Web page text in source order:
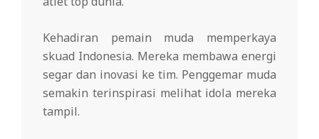
Kehadiran pemain muda memperkaya
skuad Indonesia. Mereka membawa energi
segar dan inovasi ke tim. Penggemar muda
semakin terinspirasi melihat idola mereka
tampil.